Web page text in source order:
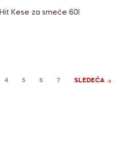
Hit Kese za smeće 60l
4 5 6 7 SLEDEĆA